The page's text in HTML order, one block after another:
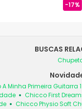
-17%
BUSCAS
Minha Primeira Guitarra
Chicco First
Chicco Physio Soft